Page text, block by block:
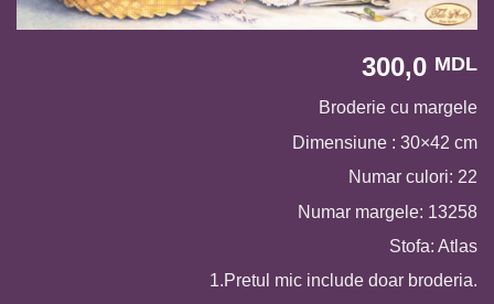
300,0 MDL
Broderie cu margele
Dimensiune : 30×42 cm
Numar culori: 22
Numar margele: 13258
Stofa: Atlas
1.Pretul mic include doar broderia.